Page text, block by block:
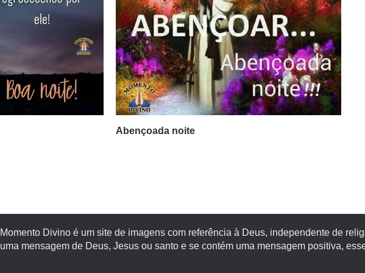
Abençoada noite
Momento Divino é um site de imagens com referência à Deus, independente de
uma mensagem de Deus, Jesus ou santo e se contém uma mensagem positiva,